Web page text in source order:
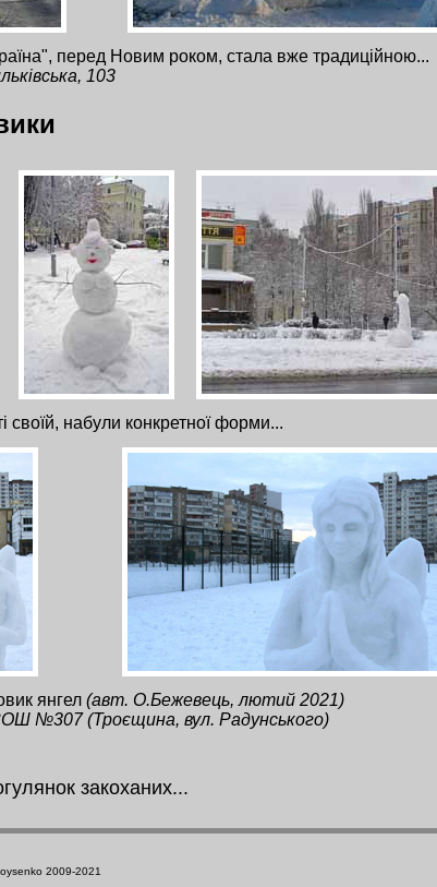
перед Новим роком, стала вже традиційною...
103
своїй, набули конкретної форми...
янгел (авт. О.Бежевець, лютий 2021)
№307 (Троєщина, вул. Радунського)
закоханих...
2009-2021